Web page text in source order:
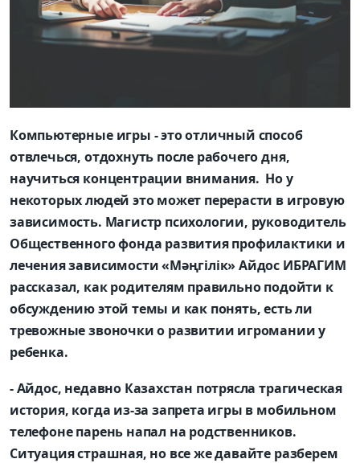
Компьютерные игры - это отличный способ
отвлечься, отдохнуть после рабочего дня,
научиться концентрации внимания. Но у
некоторых людей это может перерасти в игровую
зависимость. Магистр психологии, руководитель
Общественного фонда развития профилактики и
лечения зависимости «Мәңгілік» Айдос ИБРАГИМ
рассказал, как родителям правильно подойти к
обсуждению этой темы и как понять, есть ли
тревожные звоночки о развитии игромании у
ребенка.
- Айдос, недавно Казахстан потрясла трагическая
история, когда из-за запрета игры в мобильном
телефоне парень напал на родственников.
Ситуация страшная, но все же давайте разберем